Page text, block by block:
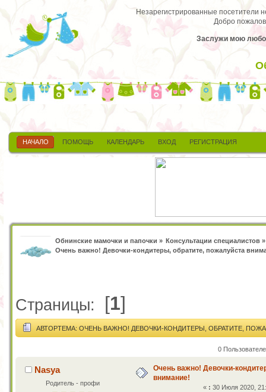
Незарегистрированные посетители
Добро
Заслужи мою
НАЧАЛО ПОМОЩЬ КАЛЕНДАРЬ ВХОД РЕГИСТРАЦИЯ
Обнинские мамочки и папочки » Консультации специалистов»
Очень важно! Девочки-кондитеры, обратите, пожалуйста
Страницы: [1]
АВТОРТЕМА: ОЧЕНЬ ВАЖНО! ДЕВОЧКИ-КОНДИТЕРЫ, ОБРАТИТЕ,
0
Nasya
Родитель - профи
Очень важно! Девочки-
внимание!
« : 30 Июля 2020,